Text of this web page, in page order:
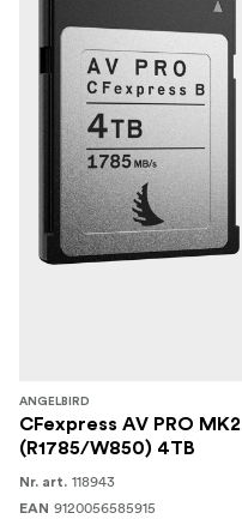
ANGELBIRD
CFexpress AV PRO MK2
(R1785/W850) 4TB
Nr. art. 118943
EAN 9120056585915